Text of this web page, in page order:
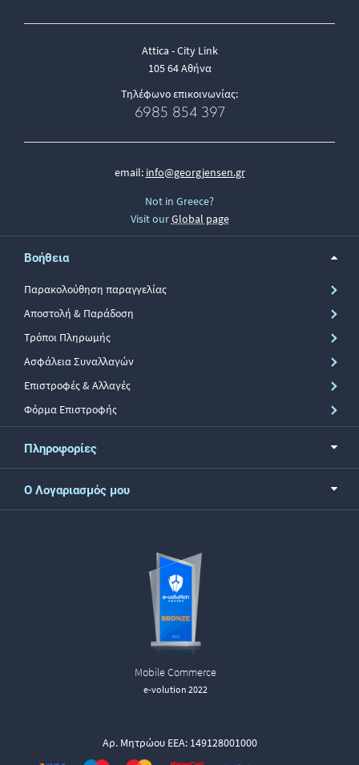
Attica - City Link
105 64 Αθήνα
Τηλέφωνο επικοινωνίας:
6985 854 397
email: info@georgjensen.gr
Not in Greece?
Visit ourGlobal page
Βοήθεια
Παρακολούθηση παραγγελίας
Αποστολή & Παράδοση
Τρόποι Πληρωμής
Ασφάλεια Συναλλαγών
Επιστροφές & Αλλαγές
Φόρμα Επιστροφής
Πληροφορίες
Ο Λογαριασμός μου
Mobile Commerce
e-volution 2022
Αρ. Μητρώου ΕΕΑ: 149128001000